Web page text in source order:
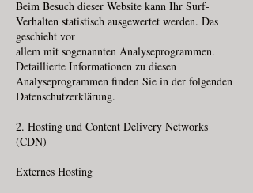
Beim Besuch dieser Website kann Ihr Surf-
Verhalten statistisch ausgewertet werden. Das
geschieht vor
allem mit sogenannten Analyseprogrammen.
Detaillierte Informationen zu diesen
Analyseprogrammen finden Sie in der folgenden
Datenschutzerklärung.
2. Hosting und Content Delivery Networks
(CDN)
Externes Hosting